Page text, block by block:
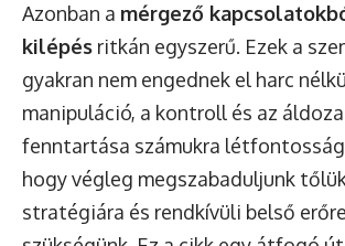
Azonban a mérgező
kilépés ritkán egyszerű. Ezek a
gyakran nem engednek el harc
manipuláció, a kontroll és az
fenntartása számukra
hogy végleg megszabaduljunk
stratégiára és rendkívüli belső